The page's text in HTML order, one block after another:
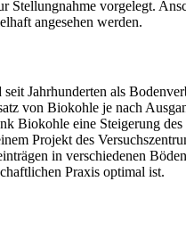
Stellungnahme vorgelegt.
angesehen werden.
Jahrhunderten als
von Biokohle je nach
Biokohle eine Steigerung des
Projekt des
in verschiedenen
Praxis optimal ist.